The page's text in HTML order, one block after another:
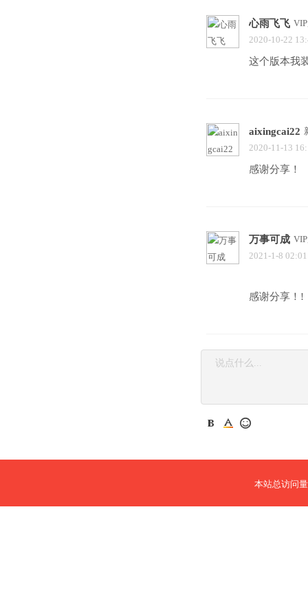
心雨飞飞
2020-10-22
这个版本我
aixingcai22
2020-11-13
感谢分享！
万事可成
2021-1-8
感谢分享！
本站总访问